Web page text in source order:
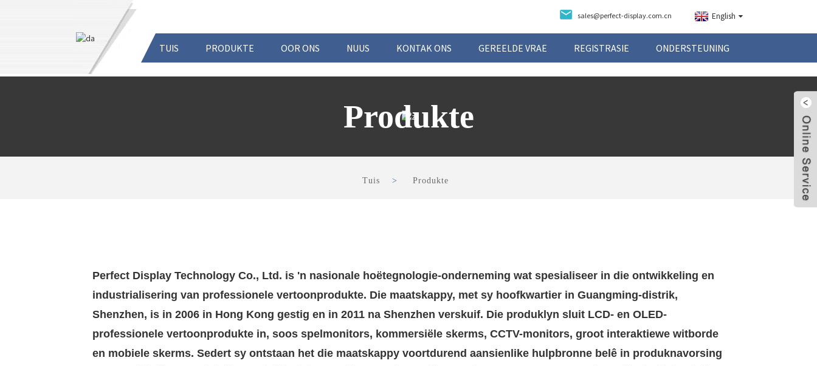
sales@perfect-display.com.cn English
TUIS PRODUKTE OOR ONS NUUS KONTAK ONS GEREELDE VRAE REGISTRASIE ONDERSTEUNING
Produkte
Tuis Produkte
Perfect Display Technology Co., Ltd. is 'n nasionale hoëtegnologie-onderneming wat spesialiseer in die ontwikkeling en
industrialisering van professionele vertoonprodukte. Die maatskappy, met sy hoofkwartier in Guangming-distrik,
Shenzhen, is in 2006 in Hong Kong gestig en in 2011 na Shenzhen verskuif. Die produklyn sluit LCD- en OLED-
professionele vertoonprodukte in, soos spelmonitors, kommersiële skerms, CCTV-monitors, groot interaktiewe witborde
en mobiele skerms. Sedert sy ontstaan ​​het die maatskappy voortdurend aansienlike hulpbronne belê in produknavorsing